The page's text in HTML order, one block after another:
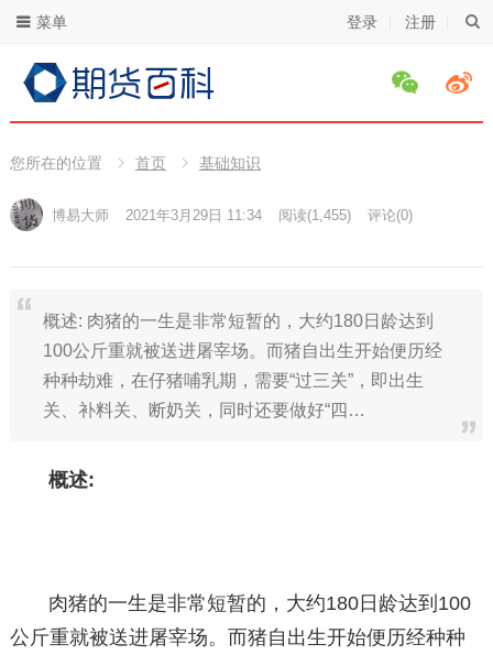
登录 注册
菜单
您所在的位置 首页 基础知识
博易大师 2021年3月29日 11:34 阅读(1,455) 评论(0)
概述: 肉猪的一生是非常短暂的，大约180日龄达到
100公斤重就被送进屠宰场。而猪自出生开始便历经
种种劫难，在仔猪哺乳期，需要“过三关”，即出生
关、补料关、断奶关，同时还要做好“四…
概述:
肉猪的一生是非常短暂的，大约180日龄达到100
公斤重就被送进屠宰场。而猪自出生开始便历经种种